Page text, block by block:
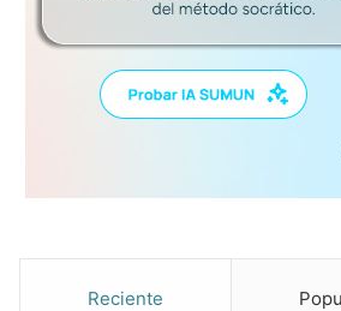
Reciente